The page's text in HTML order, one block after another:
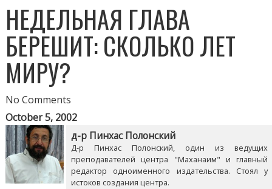
НЕДЕЛЬНАЯ ГЛАВА
БЕРЕШИТ: СКОЛЬКО ЛЕТ
МИРУ?
No Comments
October 5, 2002
д-р Пинхас Полонский
Д-р Пинхас Полонский, один из ведущих
преподавателей центра "Маханаим" и главный
редактор одноименного издательства. Стоял у
истоков создания центра.